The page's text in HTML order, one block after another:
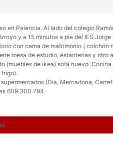
en Palencia. Al lado del colegio
y a 15 minutos a pie del IES Jorge
con cama de matrimonio ( colchón
mesa de estudio, estanterías y otro
(muebles de ikea) sofá nuevo.
(Dia, Mercadona,
609 300 794